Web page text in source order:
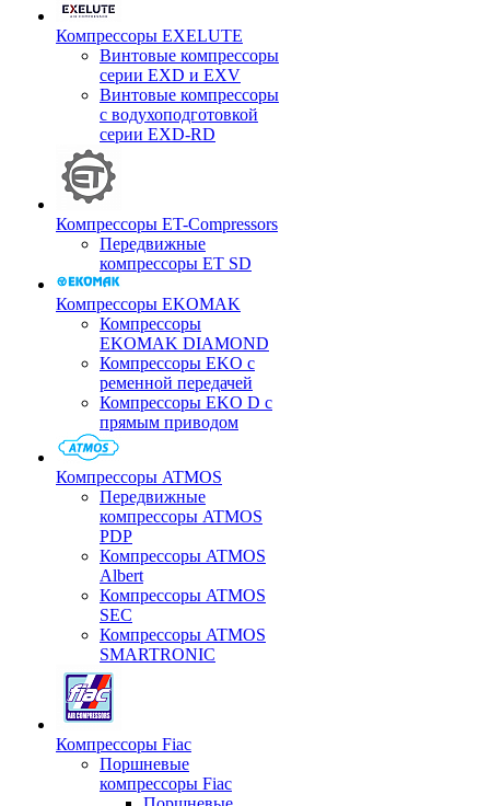
Компрессоры EXELUTE
Винтовые компрессоры
серии EXD и EXV
Винтовые компрессоры
с водухоподготовкой
серии EXD-RD
Компрессоры ET-Compressors
Передвижные
компрессоры ET SD
Компрессоры EKOMAK
Компрессоры
EKOMAK DIAMOND
Компрессоры EKO c
ременной передачей
Компрессоры EKO D с
прямым приводом
Компрессоры ATMOS
Передвижные
компрессоры ATMOS
PDP
Компрессоры ATMOS
Albert
Компрессоры ATMOS
SEC
Компрессоры ATMOS
SMARTRONIC
Компрессоры Fiac
Поршневые
компрессоры Fiac